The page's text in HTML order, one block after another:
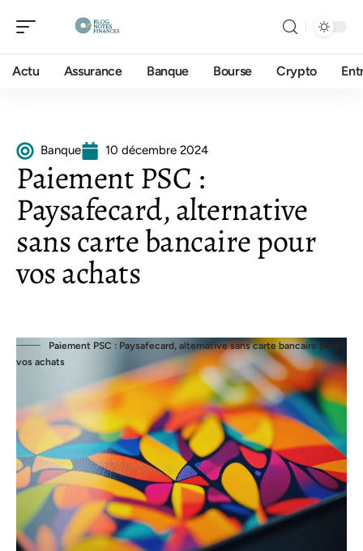
Actu Assurance Banque Bourse Crypto
Banque 10 décembre 2024
Paiement PSC :
Paysafecard, alternative
sans carte bancaire pour
vos achats
Paiement PSC : Paysafecard, alternative sans carte bancaire pour
vos achats